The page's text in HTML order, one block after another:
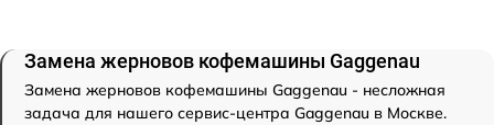
Замена жерновов кофемашины Gaggenau
Замена жерновов кофемашины Gaggenau - несложная
задача для нашего сервис-центра Gaggenau в Москве.